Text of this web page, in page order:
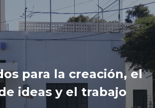
para la creación, el
ideas y el trabajo